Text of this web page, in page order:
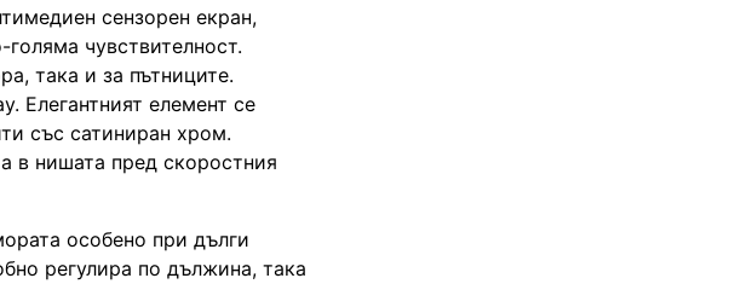
сензорен екран,
чувствителност.
така и за пътниците.
Елегантният елемент се
със сатиниран хром.
в нишата пред скоростния
особено при дълги
регулира по дължина, така